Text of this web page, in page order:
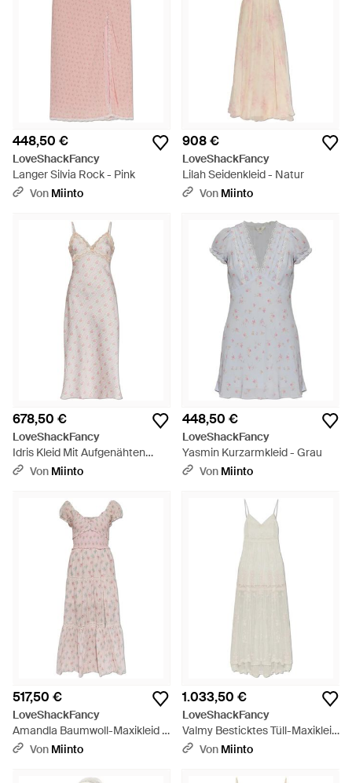
448,50 €
LoveShackFancy
Langer Silvia Rock - Pink
Von Miinto
908 €
LoveShackFancy
Lilah Seidenkleid - Natur
Von Miinto
678,50 €
LoveShackFancy
Idris Kleid Mit Aufgenähten
Applikationen - Grau
Von Miinto
448,50 €
LoveShackFancy
Yasmin Kurzarmkleid - Grau
Von Miinto
517,50 €
LoveShackFancy
Amandla Baumwoll-Maxikleid -
PinkVon Miinto
1.033,50 €
LoveShackFancy
Valmy Besticktes Tüll-Maxikleid
- Weiß
Von Miinto